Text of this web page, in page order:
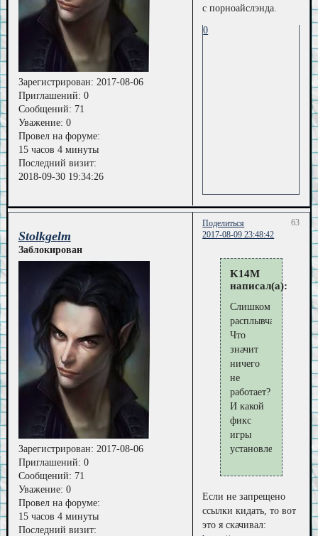
Зарегистрирован: 2017-08-06
Приглашений: 0
Сообщений: 71
Уважение: 0
Провел на форуме:
15 часов 4 минуты
Последний визит:
2018-09-30 19:34:26
с порноайслэнда.
0
Поделиться
63
2017-08-09 23:48:42
Stolkgelm
Заблокирован
Зарегистрирован: 2017-08-06
Приглашений: 0
Сообщений: 71
Уважение: 0
Провел на форуме:
15 часов 4 минуты
Последний визит:
K14M
написал(а):
Слишком
расплывчато.
Что
значит
ничего
не
работает?
И какой
фикс
игры
установлен?
Если не запрещено
ссылки кидать, то вот
это я скачивал: